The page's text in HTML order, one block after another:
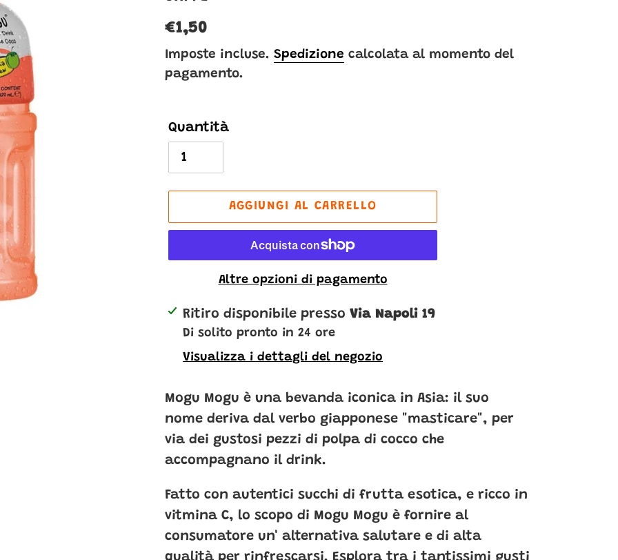
Prezzo
di
listino
€1,50
Imposte incluse. Spedizione calcolata al momento del
pagamento.
Quantità
AGGIUNGI AL CARRELLO
Altre opzioni di pagamento
Inserimento
del
prodotto
carrello
Ritiro disponibile presso Via Napoli 19
Di solito pronto in 24 ore
Visualizza i dettagli del negozio
Mogu Mogu è una bevanda iconica in Asia: il suo
nome deriva dal verbo giapponese "masticare", per
via dei gustosi pezzi di polpa di cocco che
accompagnano il drink.
Fatto con autentici succhi di frutta esotica, e ricco in
vitmina C, lo scopo di Mogu Mogu è fornire al
consumatore un' alternativa salutare e di alta
qualità per rinfrescarsi. Esplora tra i tantissimi gusti